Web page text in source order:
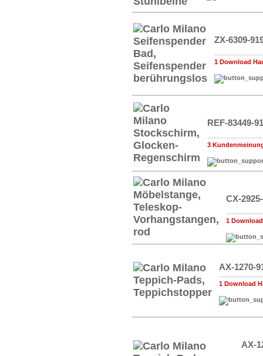
ZX-6309-
1 Download
REF-83449-
3
CX-
1
AX-1270-
1 Download
AX-